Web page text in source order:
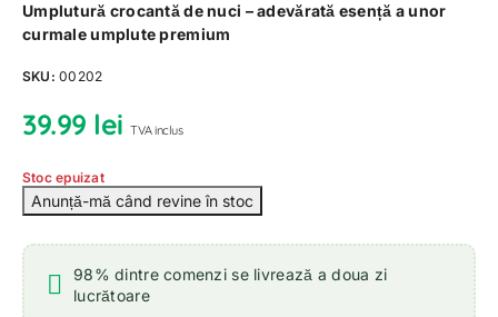
Umplutură crocantă de nuci – adevărată esență a unor
curmale umplute premium
SKU:00202
39.99 lei TVA inclus
Stoc epuizat
98% dintre comenzi se livrează a doua zi
lucrătoare